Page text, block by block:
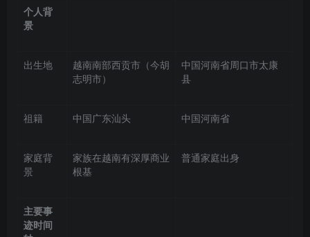
个人背
景
出生地
越南南部西贡市（今胡
志明市）
中国河南省周口市太康
县
祖籍 中国广东汕头 中国河南省
家庭背
景
家族在越南有深厚商业
根基
普通家庭出身
主要事
迹时间